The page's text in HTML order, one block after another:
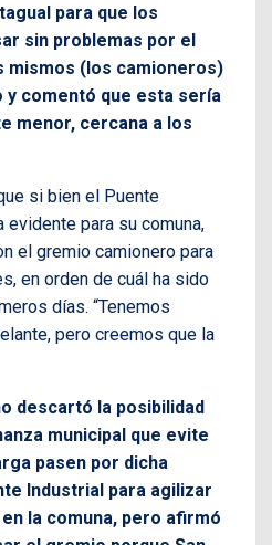
para que los
sin problemas por el
mismos (los camioneros)
y comentó que esta sería
menor, cercana a los
si bien el Puente
evidente para su comuna,
el gremio camionero para
en orden de cuál ha sido
días. “Tenemos
pero creemos que la
descartó la posibilidad
municipal que evite
pasen por dicha
Industrial para agilizar
la comuna, pero afirmó